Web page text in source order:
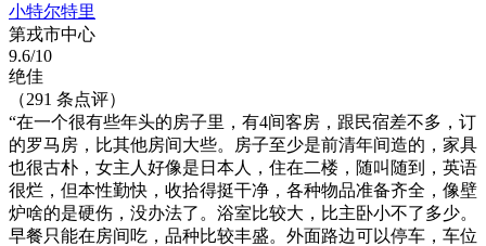
小特尔特里
第戎市中心
9.6/10
绝佳
（291 条点评）
“在一个很有些年头的房子里，有4间客房，跟民宿差不多，订
的罗马房，比其他房间大些。房子至少是前清年间造的，家具
也很古朴，女主人好像是日本人，住在二楼，随叫随到，英语
很烂，但本性勤快，收拾得挺干净，各种物品准备齐全，像壁
炉啥的是硬伤，没办法了。浴室比较大，比主卧小不了多少。
早餐只能在房间吃，品种比较丰盛。外面路边可以停车，车位